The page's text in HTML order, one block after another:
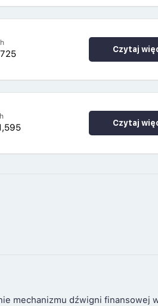
Czytaj
Czytaj
mechanizmu dźwigni finansowej